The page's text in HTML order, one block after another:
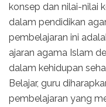
konsep dan nilai-nilai
dalam pendidikan
pembelajaran ini
ajaran agama Islam
dalam kehidupan
Belajar, guru
pembelajaran yang